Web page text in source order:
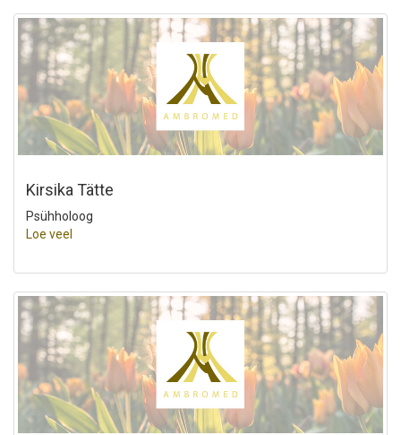
Kirsika Tätte
Psühholoog
Loe veel